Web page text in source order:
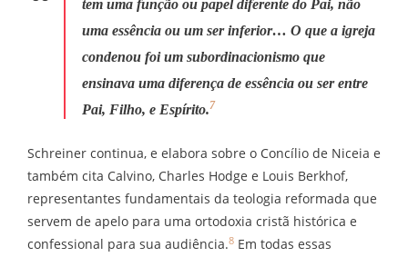
tem uma função ou papel diferente do Pai, não
uma essência ou um ser inferior… O que a igreja
condenou foi um subordinacionismo que
ensinava uma diferença de essência ou ser entre
Pai, Filho, e Espírito.7
Schreiner continua, e elabora sobre o Concílio de Niceia e
também cita Calvino, Charles Hodge e Louis Berkhof,
representantes fundamentais da teologia reformada que
servem de apelo para uma ortodoxia cristã histórica e
confessional para sua audiência.8 Em todas essas